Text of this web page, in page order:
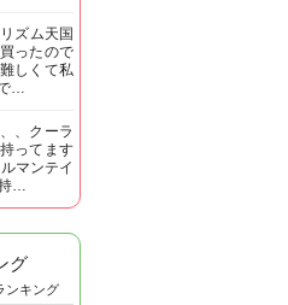
ズム天国
ったので
しくて私
…
、クーラ
ってます
マンテイ
…
グ
ンキング